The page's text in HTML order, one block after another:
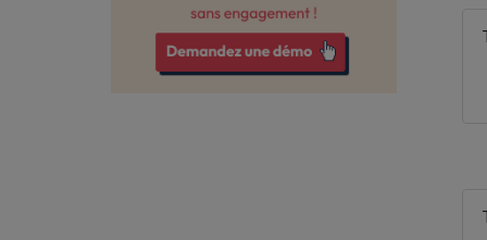
Corrèze